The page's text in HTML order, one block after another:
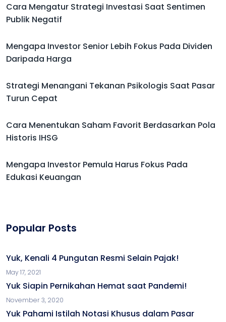
Cara Mengatur Strategi Investasi Saat Sentimen
Publik Negatif
Mengapa Investor Senior Lebih Fokus Pada Dividen
Daripada Harga
Strategi Menangani Tekanan Psikologis Saat Pasar
Turun Cepat
Cara Menentukan Saham Favorit Berdasarkan Pola
Historis IHSG
Mengapa Investor Pemula Harus Fokus Pada
Edukasi Keuangan
Popular Posts
Yuk, Kenali 4 Pungutan Resmi Selain Pajak!
May 17, 2021
Yuk Siapin Pernikahan Hemat saat Pandemi!
November 3, 2020
Yuk Pahami Istilah Notasi Khusus dalam Pasar